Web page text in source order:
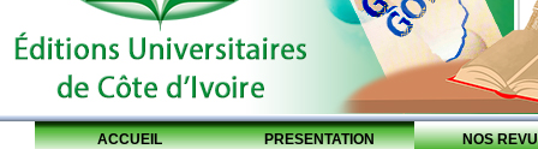
ACCUEIL PRESENTATION NOS